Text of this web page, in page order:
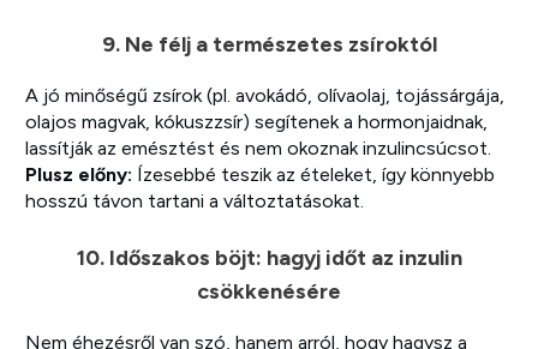
9. Ne félj a természetes zsíroktól
A jó minőségű zsírok (pl. avokádó, olívaolaj, tojássárgája,
olajos magvak, kókuszzsír) segítenek a hormonjaidnak,
lassítják az emésztést és nem okoznak inzulincsúcsot.
Plusz előny: Ízesebbé teszik az ételeket, így könnyebb
hosszú távon tartani a változtatásokat.
10. Időszakos böjt: hagyj időt az inzulin
csökkenésére
Nem éhezésről van szó, hanem arról, hogy hagysz a